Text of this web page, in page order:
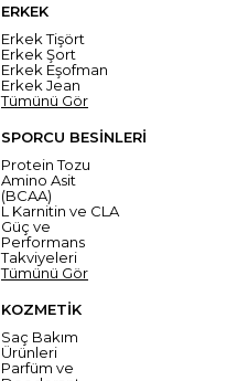
ERKEK
Erkek Tişört
Erkek Şort
Erkek Eşofman
Erkek Jean
Tümünü Gör
SPORCU BESİNLERİ
Protein Tozu
Amino Asit
(BCAA)
L Karnitin ve CLA
Güç ve
Performans
Takviyeleri
Tümünü Gör
KOZMETİK
Saç Bakım
Ürünleri
Parfüm ve